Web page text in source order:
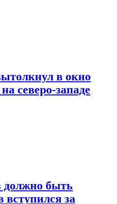
в окно
северо-западе
должно быть
за